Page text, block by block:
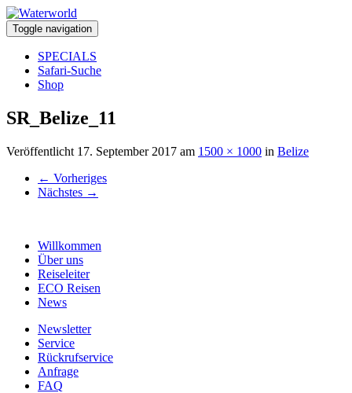
Toggle navigation
SPECIALS
Safari-Suche
Shop
SR_Belize_11
Veröffentlicht 17. September 2017 am 1500 × 1000 in Belize
← Vorheriges
Nächstes →
Willkommen
Über uns
Reiseleiter
ECO Reisen
News
Newsletter
Service
Rückrufservice
Anfrage
FAQ